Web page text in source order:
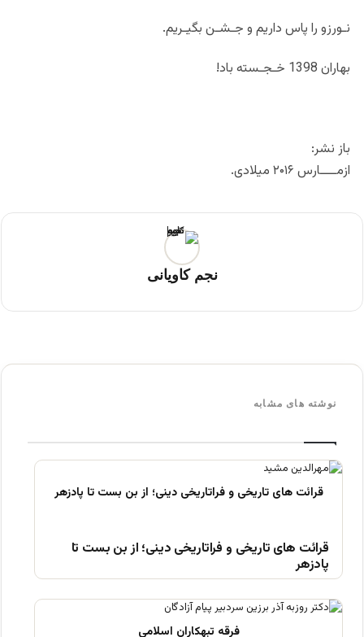
نـورزو را پاس داریم و جـشـن بگیـریم.
بهاران 1398 خـجـسته باد!
باز نشر:
ازمــــارس ۲۰۱۶ میلادی.
نجم کاویانی
نوشته های مشابه
قرائت های تاریخی و فراتاریخی دینی؛ از بن بست تا
پادزهر